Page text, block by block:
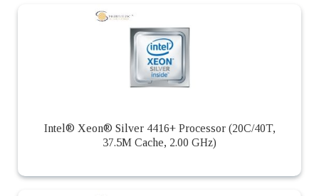
Intel® Xeon® Silver 4416+ Processor (20C/40T,
37.5M Cache, 2.00 GHz)